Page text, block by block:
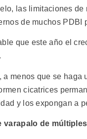
las limitaciones
de muchos PDBI
que este año el
a menos que se haga
cicatrices
y los expongan a
varapalo de